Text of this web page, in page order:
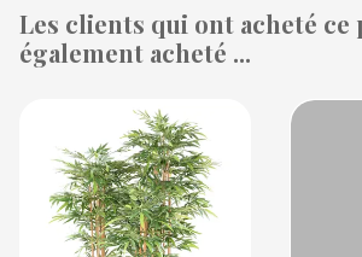
(53 avis)
Les clients qui ont acheté
également acheté ...